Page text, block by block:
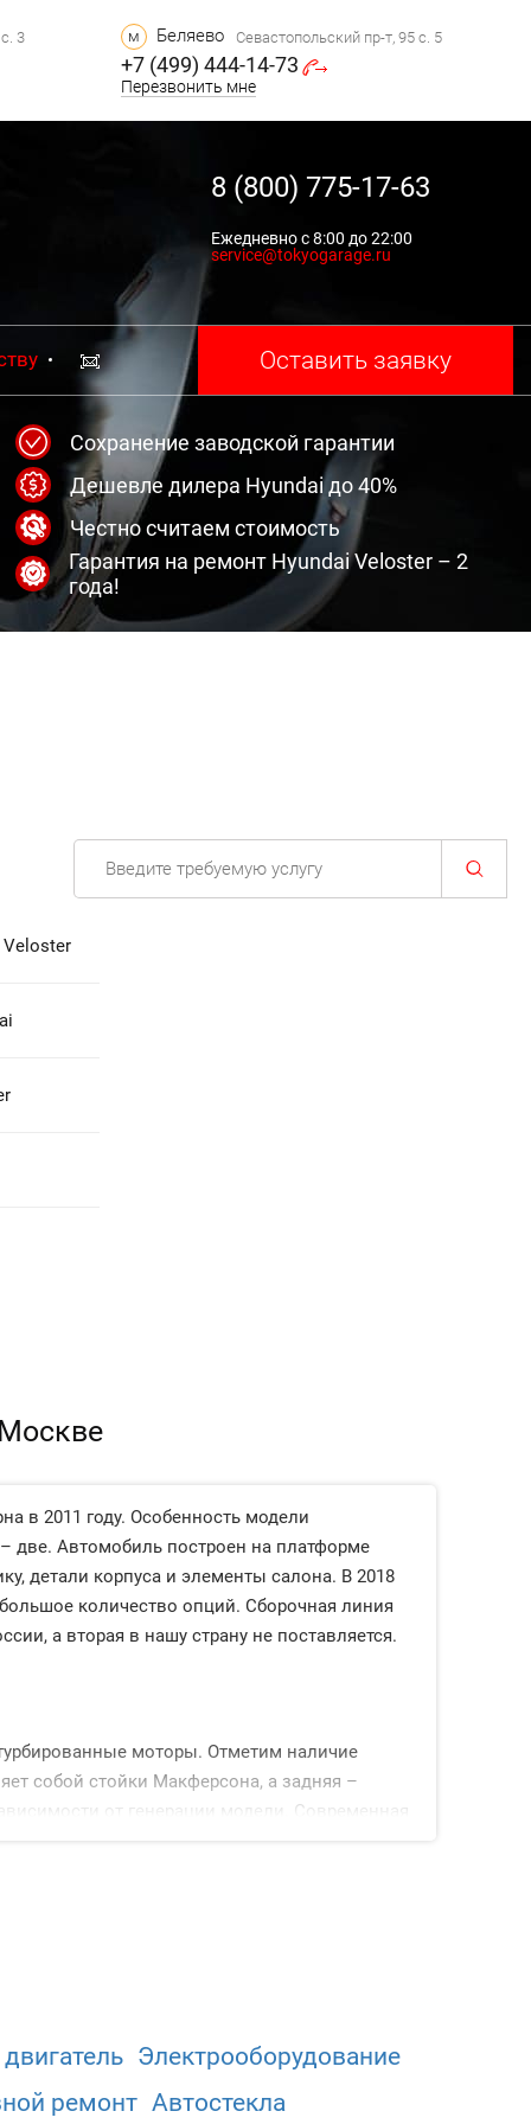
3 м Беляево Севастопольский пр-т, 95 с. 5
+7 (499) 444-14-73
Перезвонить мне
8 (800) 775-17-63
Ежедневно с 8:00 до 22:00
service@tokyogarage.ru
Оставить заявку
Сохранение заводской гарантии
Дешевле дилера Hyundai до 40%
Честно считаем стоимость
Гарантия на ремонт Hyundai Veloster – 2
года!
в 2011 году. Особенность модели
две. Автомобиль построен на платформе
детали корпуса и элементы салона. В 2018
количество опций. Сборочная линия
а вторая в нашу страну не поставляется.
моторы. Отметим наличие
собой стойки Макферсона, а задняя –
от генерации модели. Современная
с системой двойного сцепления.
Электрооборудованиe
ремонт Автостекла